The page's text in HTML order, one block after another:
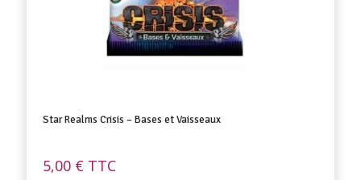
Star Realms Crisis – Bases et Vaisseaux
5,00 € TTC